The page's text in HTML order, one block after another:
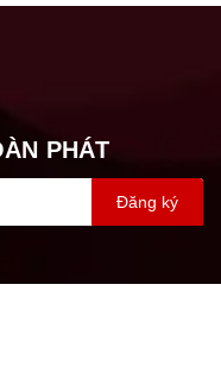
PHÁT
Đăng ký